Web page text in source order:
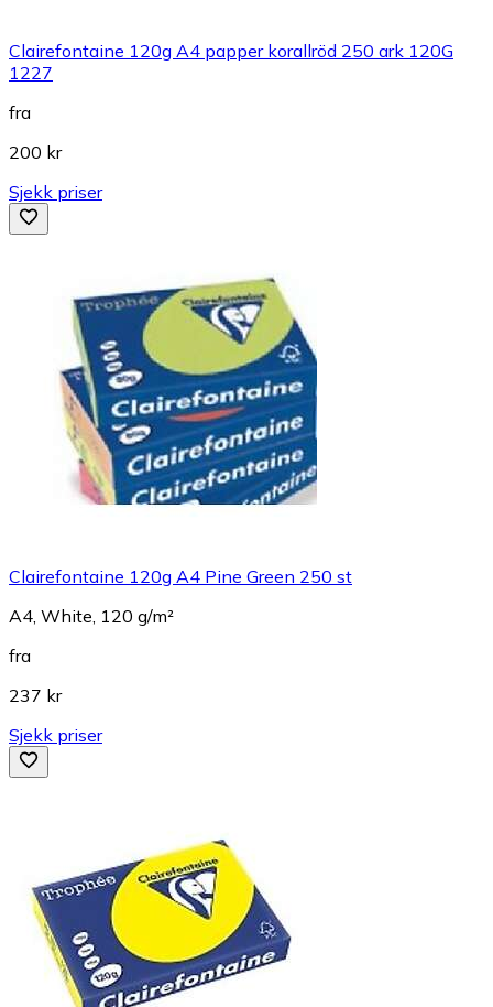
Clairefontaine 120g A4 papper korallröd 250 ark 120G
1227
fra
200 kr
Sjekk priser
Clairefontaine 120g A4 Pine Green 250 st
A4, White, 120 g/m²
fra
237 kr
Sjekk priser